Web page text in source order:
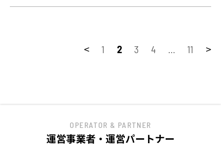
< 1 2 3 4 … 11 >
OPERATOR & PARTNER
運営事業者・運営パートナー